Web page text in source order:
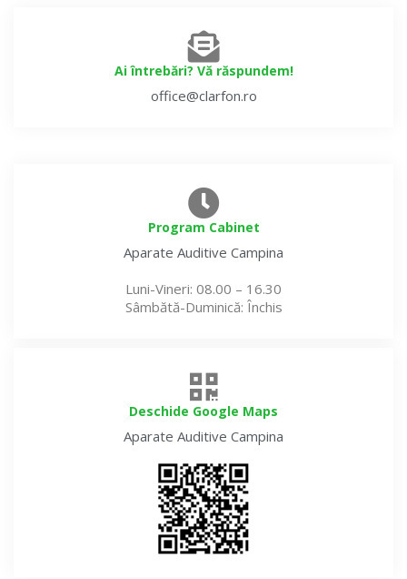
Ai întrebări? Vă răspundem!
office@clarfon.ro
Program Cabinet
Aparate Auditive Campina
Luni-Vineri: 08.00 – 16.30
Sâmbătă-Duminică: Închis
Deschide Google Maps
Aparate Auditive Campina